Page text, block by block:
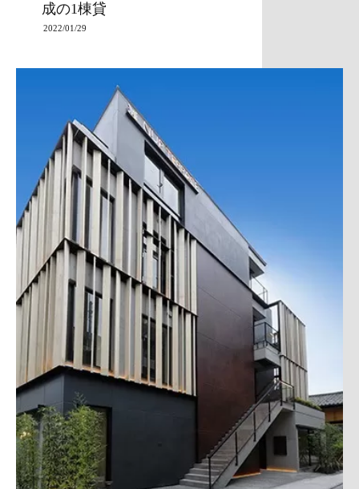
成の1棟貸
2022/01/29